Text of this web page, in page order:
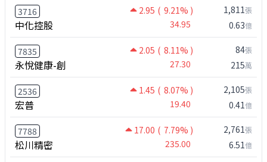
3716 2.95 ( 9.21% )
中化控股 34.95
1,811張
0.63億
7835 2.05 ( 8.11% )
永悅健康-創 27.30
84張
215萬
2536 1.45 ( 8.07% )
宏普 19.40
2,105張
0.41億
7788 17.00 ( 7.79% )
松川精密 235.00
2,761張
6.51億